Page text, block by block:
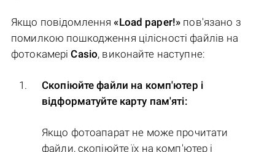
Якщо повідомлення«Load paper!» пов'язано з
помилкою пошкодження цілісності файлів на
фотокамеріCasio, виконайте наступне:
Скопіюйте файли на комп'ютер і
відформатуйте карту пам'яті:
Якщо фотоапарат не може прочитати
файли, скопіюйте їх на комп'ютер і